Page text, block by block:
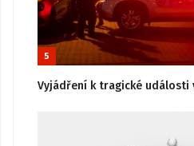
5
Vyjádření k tragické události